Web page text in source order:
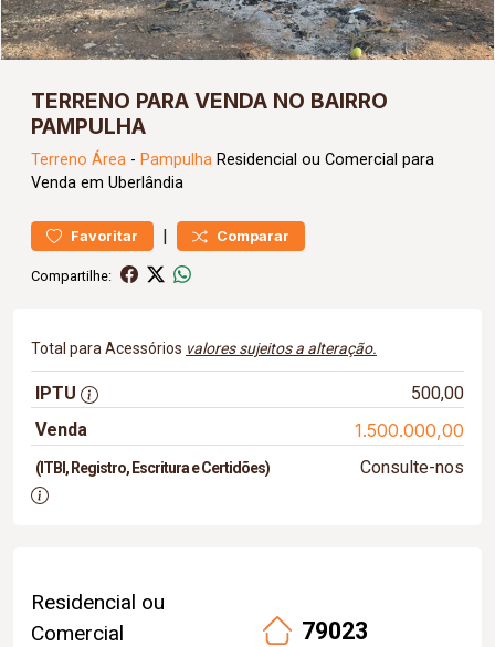
TERRENO PARA VENDA NO BAIRRO
PAMPULHA
Terreno Área - Pampulha Residencial ou Comercial para
Venda em Uberlândia
Favoritar | Comparar
Compartilhe:
Total para Acessórios valores sujeitos a alteração.
IPTU
500,00
Venda
1.500.000,00
(ITBI, Registro, Escritura e Certidões) Consulte-nos
Residencial ou
Comercial
79023